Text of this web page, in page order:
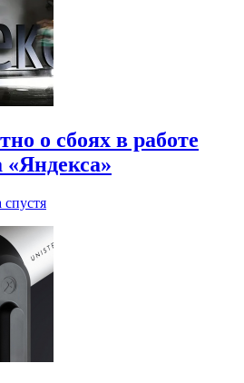
о сбоях в работе
«Яндекса»
спустя